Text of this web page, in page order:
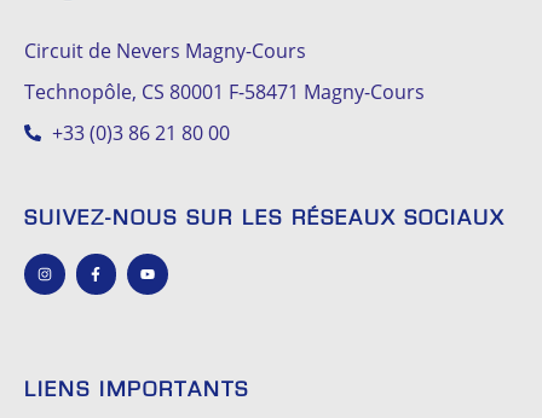
Circuit de Nevers Magny-Cours
Technopôle, CS 80001 F-58471 Magny-Cours
+33 (0)3 86 21 80 00
SUIVEZ-NOUS SUR LES RÉSEAUX SOCIAUX
LIENS IMPORTANTS